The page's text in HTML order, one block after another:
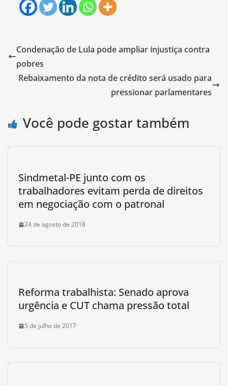
Condenação de Lula pode ampliar injustiça contra
pobres
Rebaixamento da nota de crédito será usado para
pressionar parlamentares
Você pode gostar também
Sindmetal-PE junto com os
trabalhadores evitam perda de direitos
em negociação com o patronal
24 de agosto de 2018
Reforma trabalhista: Senado aprova
urgência e CUT chama pressão total
5 de julho de 2017